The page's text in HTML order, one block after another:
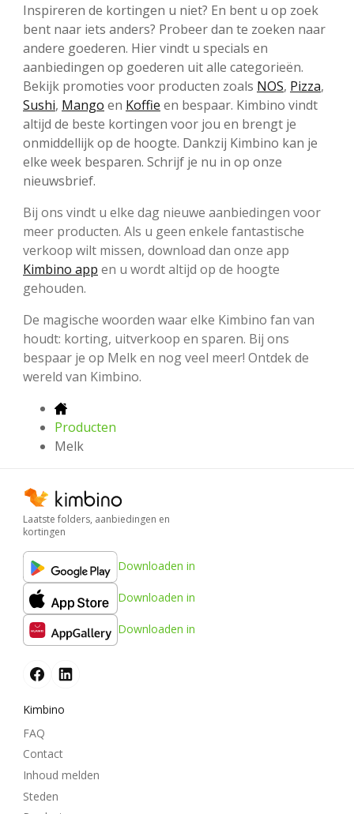
Inspireren de kortingen u niet? En bent u op zoek
bent naar iets anders? Probeer dan te zoeken naar
andere goederen. Hier vindt u specials en
aanbiedingen op goederen uit alle categorieën.
Bekijk promoties voor producten zoals NOS, Pizza,
Sushi, Mango en Koffie en bespaar. Kimbino vindt
altijd de beste kortingen voor jou en brengt je
onmiddellijk op de hoogte. Dankzij Kimbino kan je
elke week besparen. Schrijf je nu in op onze
nieuwsbrief.
Bij ons vindt u elke dag nieuwe aanbiedingen voor
meer producten. Als u geen enkele fantastische
verkoop wilt missen, download dan onze app
Kimbino app en u wordt altijd op de hoogte
gehouden.
De magische woorden waar elke Kimbino fan van
houdt: korting, uitverkoop en sparen. Bij ons
bespaar je op Melk en nog veel meer! Ontdek de
wereld van Kimbino.
Producten
Melk
Laatste folders, aanbiedingen en
kortingen
Downloaden in
Downloaden in
Downloaden in
Kimbino
FAQ
Contact
Inhoud melden
Steden